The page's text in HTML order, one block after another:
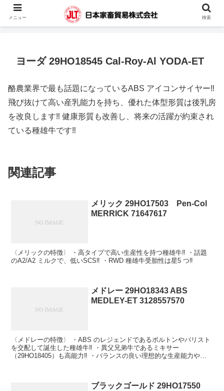
蓄電池・堆肥撹拌機・凍結精液・人工授精器具・カウハッチなどの輸入販売を
行っています。
ヨーダ 29HO18545 Cal-Roy-Al YODA-ET
酪農業界で最も話題になっているABS アイコンサイヤー‼
飛び抜けて高い産乳能力を持ち、優れた体型形質は後乳房
を改良します‼ 健康形質も改善し、将来の活躍が約束され
ている種雄牛です‼
関連記事
メリック 29HO17503 Pen-Col
MERRICK 71647617
〈メリックの特徴〉 ・高タイプで高い生産性を持つ種雄牛‼ ・話題
のA2/A2 ミルクで、低いSCS‼ ・RWD 種雄牛受胎性は星5 つ‼
メドレー 29HO18343 ABS
MEDLEY-ET 3128557570
〈メドレーの特徴〉 ・ABS のレジェンドであるボルトンやバリスト
を交配して誕生した種雄牛‼ ・異父兄弟牛であるミキサー
（29HO18405）も高能力‼ ・バランスの良い理想的な生産能力や健
ブラックゴールド 29HO17550
メニュー 検索